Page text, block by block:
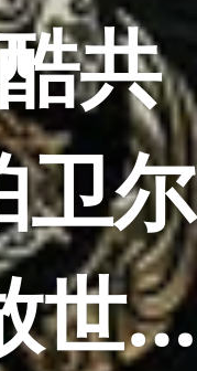
共
卫尔
世…